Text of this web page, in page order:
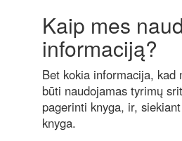
Kaip mes
informaciją?
Bet kokia informacija, kad
būti naudojamas tyrimų
pagerinti knyga, ir,
knyga.